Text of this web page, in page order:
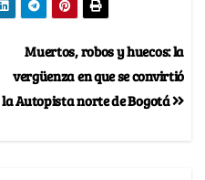
Muertos, robos y huecos: la
vergüenza en que se convirtió
la Autopista norte de Bogotá